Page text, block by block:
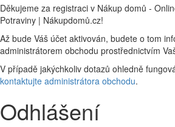
Děkujeme za registraci v Nákup domů -
Potraviny | Nákupdomů.cz!
Až bude Váš účet aktivován, budete o tom
administrátorem obchodu prostřednictvím
V případě jakýchkoliv dotazů ohledně
kontaktujte administrátora obchodu.
Odhlášení